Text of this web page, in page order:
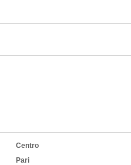
Centro
Pari